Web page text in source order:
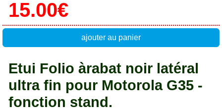
15.00€
ajouter au panier
Etui Folio àrabat noir latéral
ultra fin pour Motorola G35 -
fonction stand.